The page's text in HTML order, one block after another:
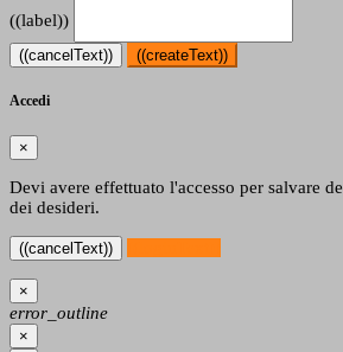
((label))
((cancelText)) ((createText))
Accedi
×
Devi avere effettuato l'accesso per salvare
dei desideri.
((cancelText))
×
error_outline
×